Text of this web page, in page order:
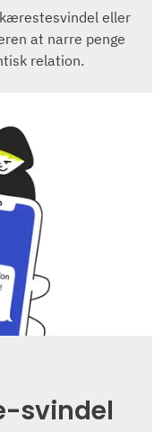
eller
at narre penge
relation.
svindel